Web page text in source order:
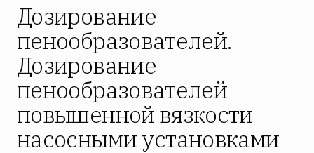
Дозирование
пенообразователей.
Дозирование
пенообразователей
повышенной вязкости
насосными установками